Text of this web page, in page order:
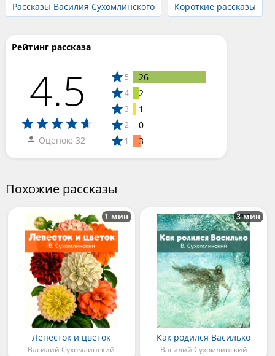
Рассказы Василия Сухомлинского
Короткие рассказы
Рейтинг рассказа
4.5
Оценок: 32
5 26
4 2
3 1
2 0
1 3
Похожие рассказы
Лепесток и цветок
Василий Сухомлинский
1 мин
Как родился Василько
Василий Сухомлинский
3 мин